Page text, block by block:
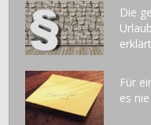
Die
erklärt
Für
es